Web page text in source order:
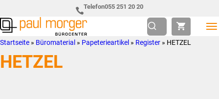
Hauptnavigation
springen
to
main
content
Telefon055 251 20 20
Paul
Morger
AG
so
individuell
wie
Startseite » Büromaterial » Papeterieartikel » Register » HETZEL
HETZEL